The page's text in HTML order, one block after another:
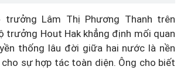
trưởng Lâm Thị Phương Thanh trên
trưởng Hout Hak khẳng định mối quan
thống lâu đời giữa hai nước là nền
sự hợp tác toàn diện. Ông cho biết